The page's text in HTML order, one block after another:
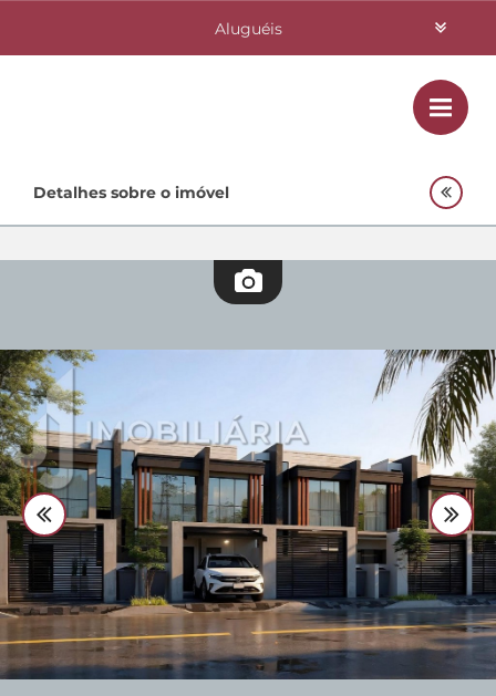
Aluguéis
Investimentos
Quem Somos
Fale Conosco 48 3364-0079
Plantão 48 99842-0500
Divulgue seu imóvel
Detalhes sobre o imóvel